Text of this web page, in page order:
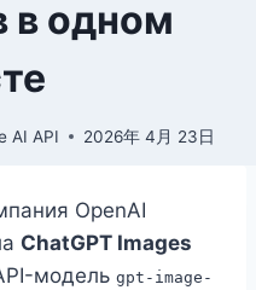
в одном
AI API 2026年 4月 23日
OpenAI
ChatGPT Images
модель gpt-image-